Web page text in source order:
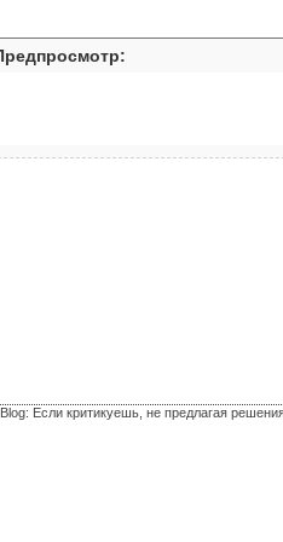
Если критикуешь, не предлагая